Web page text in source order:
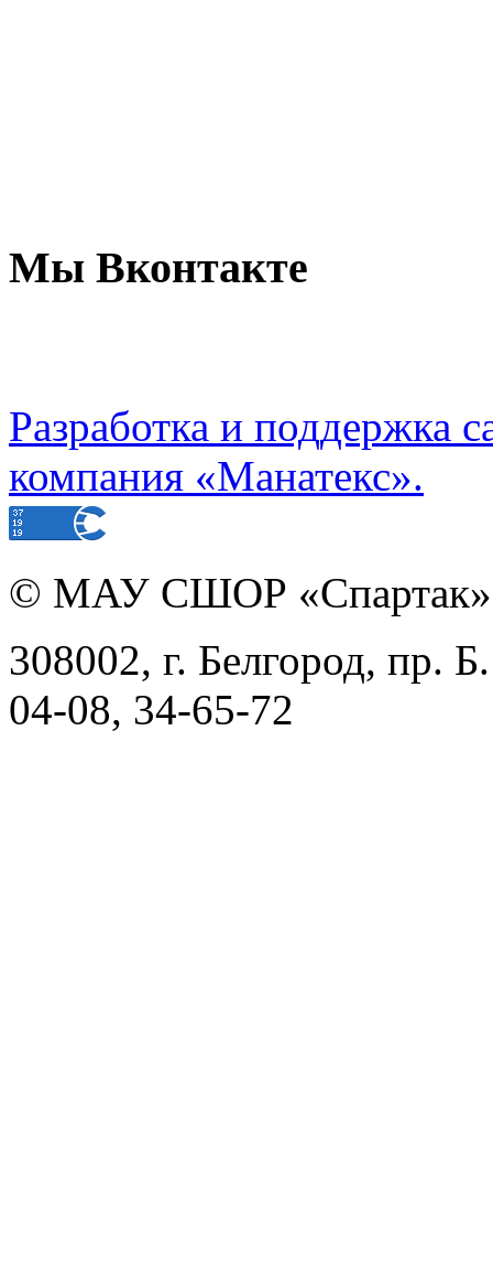
Мы Вконтакте
Разработка и поддержка
компания «Манатекс».
© МАУ СШОР «Спартак»
308002, г. Белгород, пр.
04-08, 34-65-72